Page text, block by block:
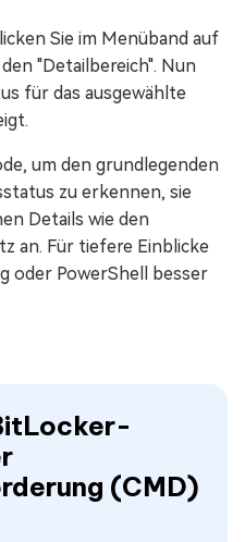
Sie im Menüband auf
"Detailbereich". Nun
für das ausgewählte
um den grundlegenden
zu erkennen, sie
Details wie den
an. Für tiefere Einblicke
oder PowerShell besser
(CMD)